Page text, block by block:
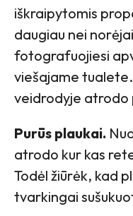
iškraipytomis
daugiau nei
fotografuojiesi
viešajame
veidrodyje atrodo
Purūs plaukai.
atrodo kur kas
Todėl žiūrėk, kad
tvarkingai